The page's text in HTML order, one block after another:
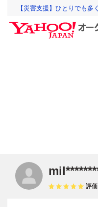
【災害支援】ひとりでも
評価